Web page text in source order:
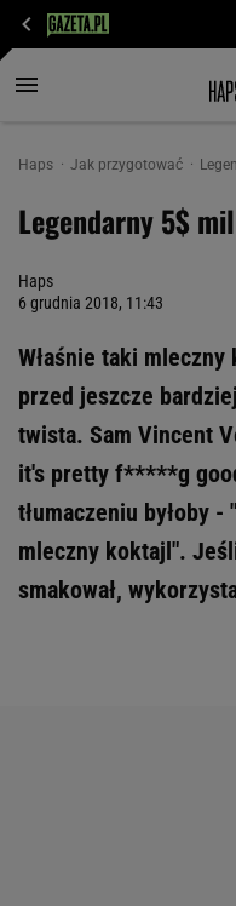
Haps Jak przygotować
Legendarny 5$
Haps
6 grudnia 2018, 11:43
Właśnie taki
przed jeszcze
twista. Sam Vincent
it's pretty f*****g
tłumaczeniu byłoby
mleczny koktajl".
smakował,